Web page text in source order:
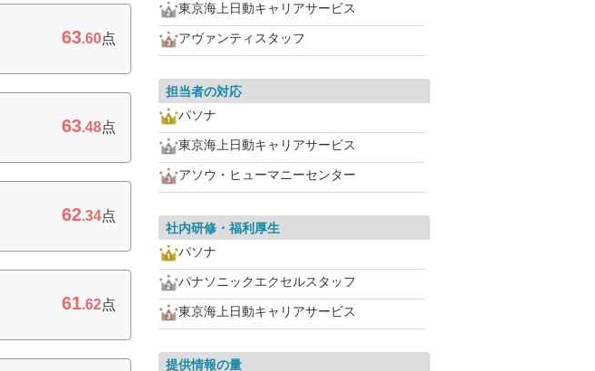
63.60点
63.48点
62.34点
61.62点
東京海上日動キャリアサービス
アヴァンティスタッフ
担当者の対応
パソナ
東京海上日動キャリアサービス
アソウ・ヒューマニーセンター
社内研修・福利厚生
パソナ
パナソニックエクセルスタッフ
東京海上日動キャリアサービス
提供情報の量